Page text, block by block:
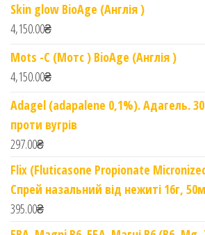
Skin glow BioAge (Англія )
4,150.00₴
Mots -C (Мотс ) BioAge (Англія )
4,150.00₴
Adagel (adapalene 0,1%). Адагель.
проти вугрів
297.00₴
Flix (Fluticasone Propionate
Спрей назальний від нежиті 16г,
395.00₴